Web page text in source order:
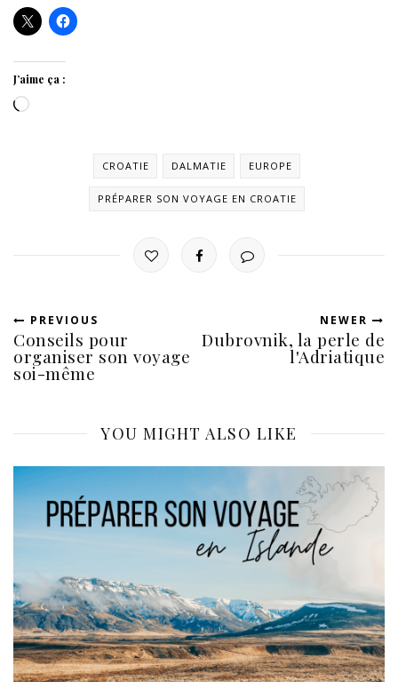
J’aime ça :
Chargement…
CROATIE DALMATIE EUROPE
PRÉPARER SON VOYAGE EN CROATIE
PREVIOUS
Conseils pour
organiser son voyage
soi-même
NEWER
Dubrovnik, la perle de
l'Adriatique
YOU MIGHT ALSO LIKE